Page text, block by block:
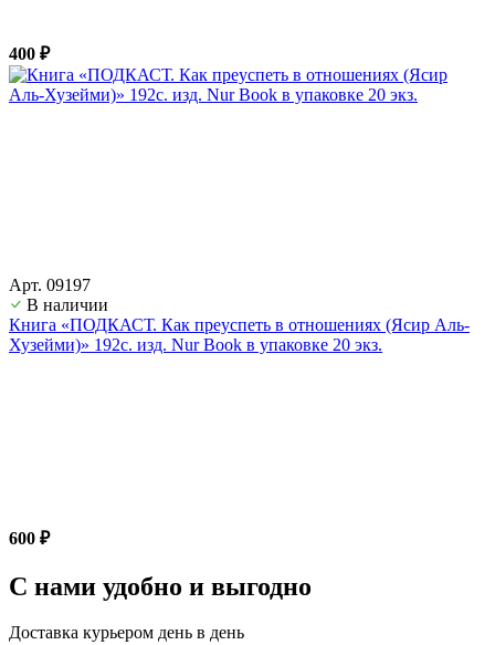
400 ₽
Арт. 09197
В наличии
Книга «ПОДКАСТ. Как преуспеть в отношениях (Ясир Аль-
Хузейми)» 192с. изд. Nur Book в упаковке 20 экз.
600 ₽
С нами удобно и выгодно
Доставка курьером день в день